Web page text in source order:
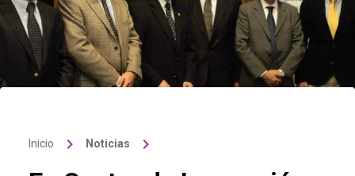
Inicio keyboard_arrow_right Noticias keyboard_arrow_right